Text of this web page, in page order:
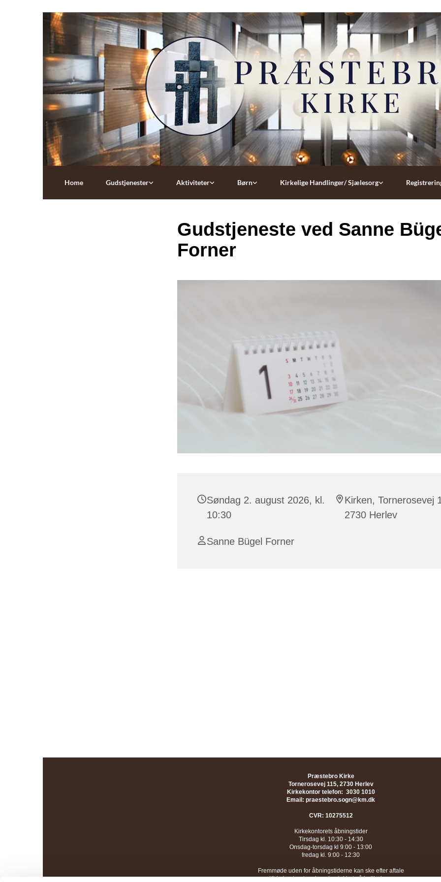
Home Gudstjenester Aktiviteter Børn Kirkelige Handlinger/ Sjælesorg
Gudstjeneste ved Sanne
Forner
Søndag 2. august 2026, kl.
10:30
Kirken, Tornerosevej
2730 Herlev
Sanne Bügel Forner
Præstebro Kirke
Tornerosevej 115, 2730 Herlev
Kirkekontor telefon: 3030 1010
Email: praestebro.sogn@km.dk
CVR: 10275512
Kirkekontorets åbningstider
Tirsdag kl. 10:30 - 14:30
Onsdag-torsdag kl 9:00 - 13:00
fredag kl. 9:00 - 12:30
Fremmøde uden for åbningstiderne kan ske efter aftale
Kirkekontoret er desuden lukket på helligdage